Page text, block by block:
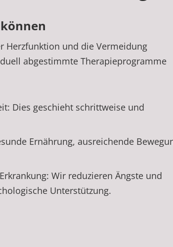
Herzfunktion und die Vermeidung
abgestimmte Therapieprogramme
Dies geschieht schrittweise und
Ernährung, ausreichende
Wir reduzieren Ängste und
Unterstützung.